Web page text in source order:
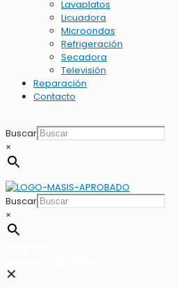
Lavaplatos
Licuadora
Microondas
Refrigeración
Secadora
Televisión
Reparación
Contacto
Buscar
×
Buscar
×
✕